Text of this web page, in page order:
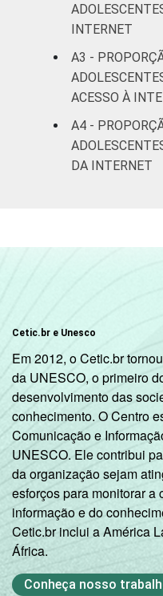
CLASSE
1Base:
de 9 a 17 anos.
coletados entre
de 2016.
2Considera-se
Internet pelo
meses que
Publicação dos
Correção dos
informações em:
INTERNET
A3 -
ACESSO À
A4 -
DA INTERNET
Cetic.br e Unesco
Em 2012, o Cetic.br
da UNESCO, o primeiro
desenvolvimento das
conhecimento. O Centro
Comunicação e
UNESCO. Ele contribui
da organização sejam
esforços para monitorar
informação e do
Cetic.br inclui a América
África.
Conheça nosso